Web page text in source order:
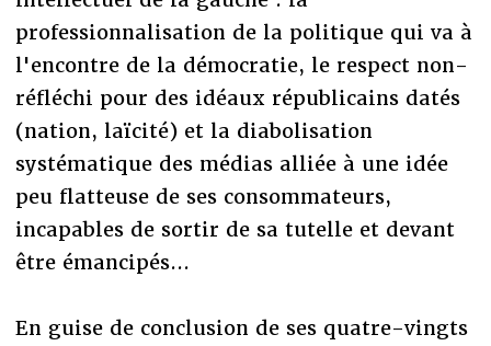
professionnalisation de la politique qui va à
l'encontre de la démocratie, le respect non-
réfléchi pour des idéaux républicains datés
(nation, laïcité) et la diabolisation
systématique des médias alliée à une idée
peu flatteuse de ses consommateurs,
incapables de sortir de sa tutelle et devant
être émancipés...
En guise de conclusion de ses quatre-vingts